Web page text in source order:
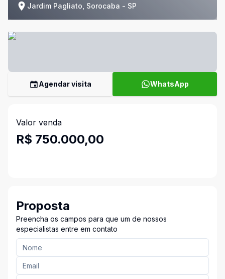
Jardim Pagliato, Sorocaba - SP
Agendar visita WhatsApp
Valor venda
R$ 750.000,00
Proposta
Preencha os campos para que um de nossos
especialistas entre em contato